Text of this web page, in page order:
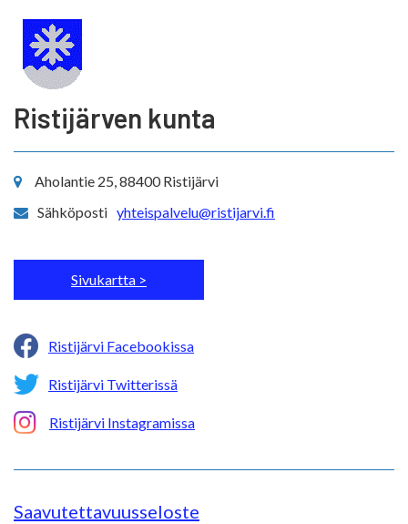
Ristijärven kunta
Aholantie 25, 88400 Ristijärvi
Sähköposti yhteispalvelu@ristijarvi.fi
Sivukartta >
Ristijärvi Facebookissa
Ristijärvi Twitterissä
Ristijärvi Instagramissa
Saavutettavuusseloste